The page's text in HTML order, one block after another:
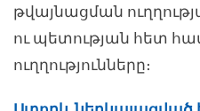
թվայնացման
ու պետության հետ
ուղղությունները։